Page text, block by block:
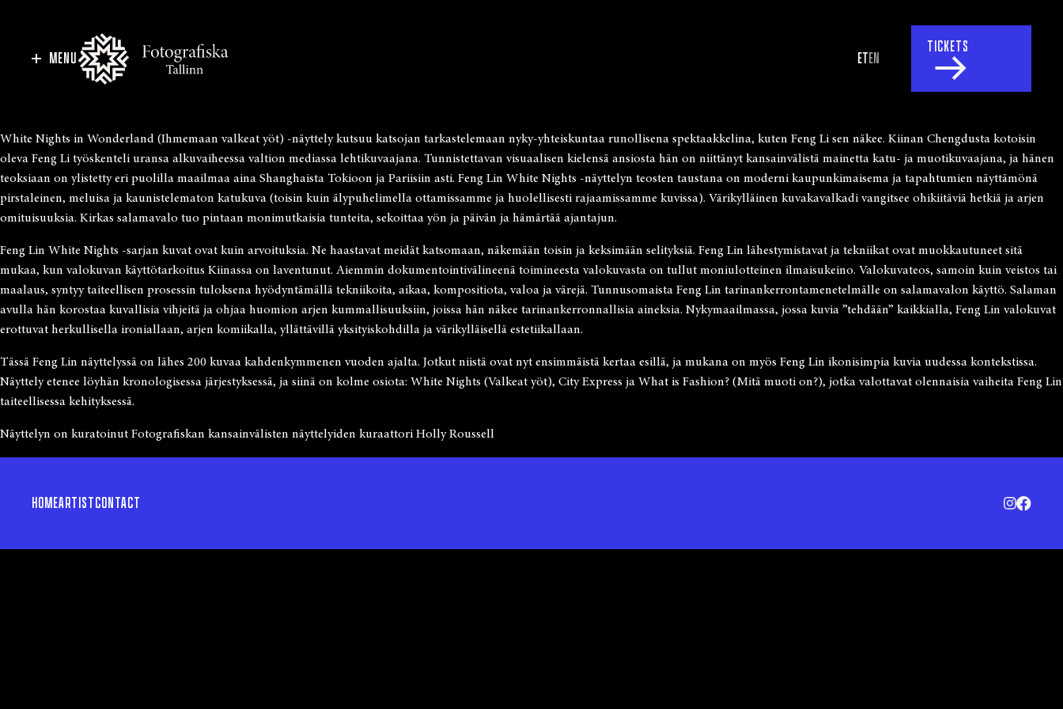
MENU ETEN
TICKETS
White Nights in Wonderland (Ihmemaan valkeat yöt) -näyttely kutsuu katsojan tarkastelemaan nyky-yhteiskuntaa runollisena spektaakkelina, kuten Feng Li sen näkee. Kiinan Chengdusta kotoisin
oleva Feng Li työskenteli uransa alkuvaiheessa valtion mediassa lehtikuvaajana. Tunnistettavan visuaalisen kielensä ansiosta hän on niittänyt kansainvälistä mainetta katu- ja muotikuvaajana, ja hänen
teoksiaan on ylistetty eri puolilla maailmaa aina Shanghaista Tokioon ja Pariisiin asti. Feng Lin White Nights -näyttelyn teosten taustana on moderni kaupunkimaisema ja tapahtumien näyttämönä
pirstaleinen, meluisa ja kaunistelematon katukuva (toisin kuin älypuhelimella ottamissamme ja huolellisesti rajaamissamme kuvissa). Värikylläinen kuvakavalkadi vangitsee ohikiitäviä hetkiä ja arjen
omituisuuksia. Kirkas salamavalo tuo pintaan monimutkaisia tunteita, sekoittaa yön ja päivän ja hämärtää ajantajun.
Feng Lin White Nights -sarjan kuvat ovat kuin arvoituksia. Ne haastavat meidät katsomaan, näkemään toisin ja keksimään selityksiä. Feng Lin lähestymistavat ja tekniikat ovat muokkautuneet sitä
mukaa, kun valokuvan käyttötarkoitus Kiinassa on laventunut. Aiemmin dokumentointivälineenä toimineesta valokuvasta on tullut moniulotteinen ilmaisukeino. Valokuvateos, samoin kuin veistos tai
maalaus, syntyy taiteellisen prosessin tuloksena hyödyntämällä tekniikoita, aikaa, kompositiota, valoa ja värejä. Tunnusomaista Feng Lin tarinankerrontamenetelmälle on salamavalon käyttö. Salaman
avulla hän korostaa kuvallisia vihjeitä ja ohjaa huomion arjen kummallisuuksiin, joissa hän näkee tarinankerronnallisia aineksia. Nykymaailmassa, jossa kuvia ”tehdään” kaikkialla, Feng Lin valokuvat
erottuvat herkullisella ironiallaan, arjen komiikalla, yllättävillä yksityiskohdilla ja värikylläisellä estetiikallaan.
Tässä Feng Lin näyttelyssä on lähes 200 kuvaa kahdenkymmenen vuoden ajalta. Jotkut niistä ovat nyt ensimmäistä kertaa esillä, ja mukana on myös Feng Lin ikonisimpia kuvia uudessa kontekstissa.
Näyttely etenee löyhän kronologisessa järjestyksessä, ja siinä on kolme osiota: White Nights (Valkeat yöt), City Express ja What is Fashion? (Mitä muoti on?), jotka valottavat olennaisia vaiheita Feng Lin
taiteellisessa kehityksessä.
Näyttelyn on kuratoinut Fotografiskan kansainvälisten näyttelyiden kuraattori Holly Roussell
HOMEARTISTCONTACT